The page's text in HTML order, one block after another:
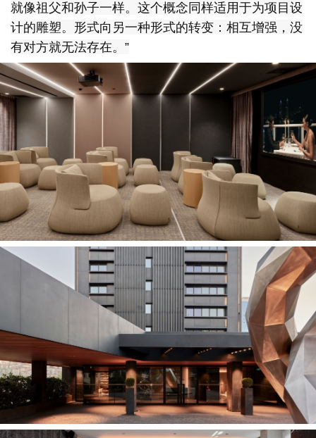
就像祖父和孙子一样。这个概念同样适用于为项目设
计的雕塑。形式向另一种形式的转变：相互增强，没
有对方就无法存在。”